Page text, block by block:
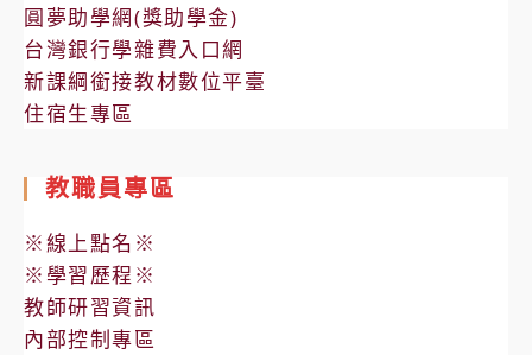
圓夢助學網(獎助學金)
台灣銀行學雜費入口網
新課綱銜接教材數位平臺
住宿生專區
教職員專區
※線上點名※
※學習歷程※
教師研習資訊
內部控制專區